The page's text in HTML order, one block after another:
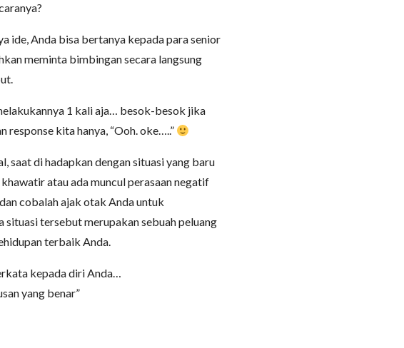
ide, Anda bisa bertanya kepada para senior
meminta bimbingan secara langsung
1 kali aja… besok-besok jika
response kita hanya, “Ooh. oke…..”
saat di hadapkan dengan situasi yang baru
atau ada muncul perasaan negatif
cobalah ajak otak Anda untuk
tersebut merupakan sebuah peluang
terbaik Anda.
kepada diri Anda…
yang benar”